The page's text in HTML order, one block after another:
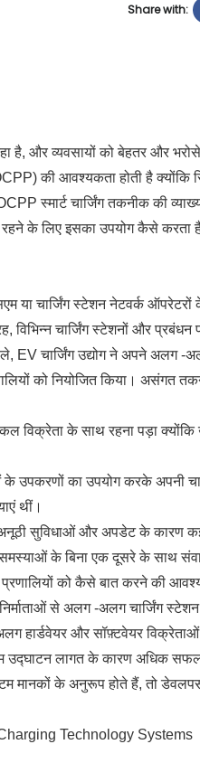
Share with:
है, और व्यवसायों को बेहतर और
की आवश्यकता होती है
स्मार्ट चार्जिंग तकनीक की
के लिए इसका उपयोग कैसे करता
या चार्जिंग स्टेशन नेटवर्क
विभिन्न चार्जिंग स्टेशनों और
EV चार्जिंग उद्योग ने अपने अलग -
को नियोजित किया। असंगत
विक्रेता के साथ रहना पड़ा
उपकरणों का उपयोग करके अपनी
थीं।
सुविधाओं और अपडेट के कारण कई
के बिना एक दूसरे के साथ
प्रणालियों को कैसे बात करने की
से अलग -अलग चार्जिंग
हार्डवेयर और सॉफ़्टवेयर
उद्घाटन लागत के कारण अधिक
मानकों के अनुरूप होते हैं, तो